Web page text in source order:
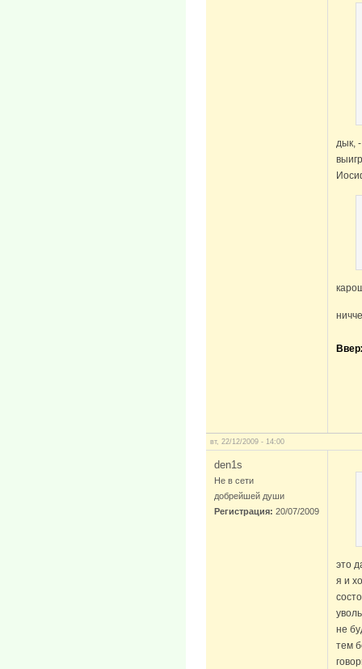
дык,
вт, 22/12/2009 - 14:00
den1s
Не в сети
добрейшей души
Регистрация: 20/07/2009
это
я и
не
тем